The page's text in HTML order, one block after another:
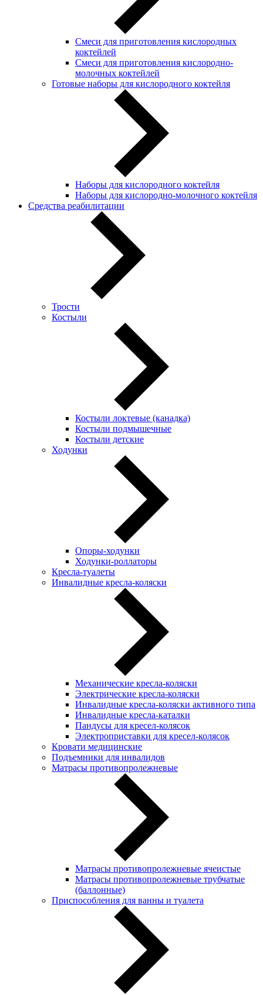
Смеси для приготовления кислородных
коктейлей
Смеси для приготовления кислородно-
молочных коктейлей
Готовые наборы для кислородного коктейля
Наборы для кислородного коктейля
Наборы для кислородно-молочного коктейля
Средства реабилитации
Трости
Костыли
Костыли локтевые (канадка)
Костыли подмышечные
Костыли детские
Ходунки
Опоры-ходунки
Ходунки-роллаторы
Кресла-туалеты
Инвалидные кресла-коляски
Механические кресла-коляски
Электрические кресла-коляски
Инвалидные кресла-коляски активного типа
Инвалидные кресла-каталки
Пандусы для кресел-колясок
Электроприставки для кресел-колясок
Кровати медицинские
Подъемники для инвалидов
Матрасы противопролежневые
Матрасы противопролежневые ячеистые
Матрасы противопролежневые трубчатые
(баллонные)
Приспособления для ванны и туалета